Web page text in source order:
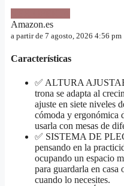
Amazon.es
a partir de 7 agosto, 2026 4:56 pm
Características
✅ ALTURA
trona se adapta al
ajuste en siete niveles
cómoda y ergonómica
usarla con mesas de
✅ SISTEMA DE
pensando en la
ocupando un espacio
para guardarla en casa
cuando lo necesites.